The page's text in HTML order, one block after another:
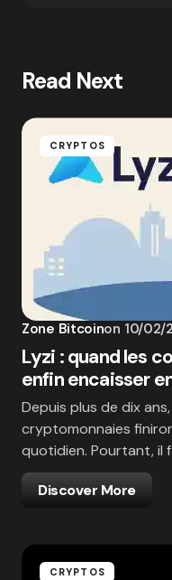
Read Next
CRYPTOS
Zone Bitcoinon 10/02/
Lyzi : quand les
enfin encaisser
Depuis plus de dix
cryptomonnaies
quotidien. Pourtant, il
Discover More
CRYPTOS